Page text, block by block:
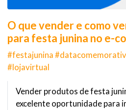
O que vender e como
para festa junina no e-
#festajunina
#lojavirtual
Vender produtos de festa
excelente oportunidade para